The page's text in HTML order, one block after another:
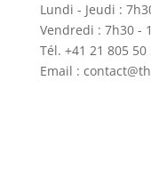
Lundi - Jeudi :
Vendredi : 7h30 -
Tél. +41 21 805 50
Email :